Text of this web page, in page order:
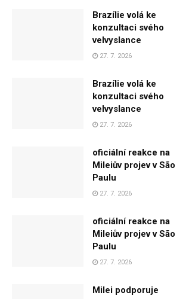
Brazílie volá ke
konzultaci svého
velvyslance
27. 7. 2026
Brazílie volá ke
konzultaci svého
velvyslance
27. 7. 2026
oficiální reakce na
Mileiův projev v São
Paulu
27. 7. 2026
oficiální reakce na
Mileiův projev v São
Paulu
27. 7. 2026
Milei podporuje